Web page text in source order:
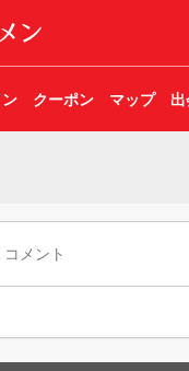
クーポン マップ 出
コメント